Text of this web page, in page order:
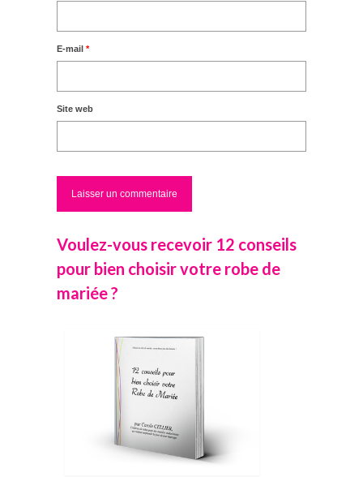
E-mail *
Site web
Voulez-vous recevoir 12 conseils
pour bien choisir votre robe de
mariée ?